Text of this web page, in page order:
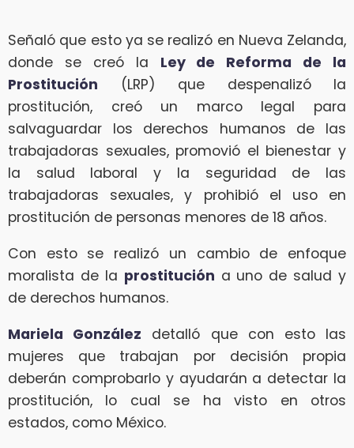
Señaló que esto ya se realizó en Nueva Zelanda,
donde se creó la Ley de Reforma de la
Prostitución (LRP) que despenalizó la
prostitución, creó un marco legal para
salvaguardar los derechos humanos de las
trabajadoras sexuales, promovió el bienestar y
la salud laboral y la seguridad de las
trabajadoras sexuales, y prohibió el uso en
prostitución de personas menores de 18 años.
Con esto se realizó un cambio de enfoque
moralista de la prostitución a uno de salud y
de derechos humanos.
Mariela González detalló que con esto las
mujeres que trabajan por decisión propia
deberán comprobarlo y ayudarán a detectar la
prostitución, lo cual se ha visto en otros
estados, como México.